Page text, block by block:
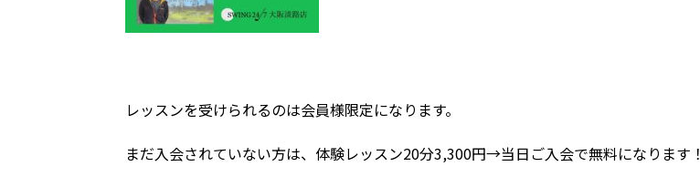
レッスンを受けられるのは会員様限定になります。
まだ入会されていない方は、体験レッスン20分3,300円→当日ご入会で無料になります！